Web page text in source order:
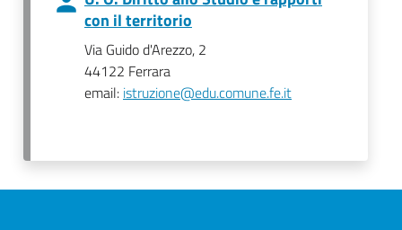
con il territorio
Via Guido d'Arezzo, 2
44122 Ferrara
email: istruzione@edu.comune.fe.it